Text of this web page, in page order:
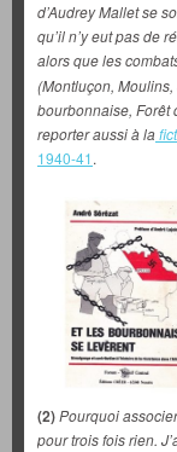
d’Audrey Mallet se
qu’il n’y eut pas de
alors que les
(Montluçon,
bourbonnaise, Forêt
reporter aussi à la
1940-41.
(2)Pourquoi
pour trois fois rien.